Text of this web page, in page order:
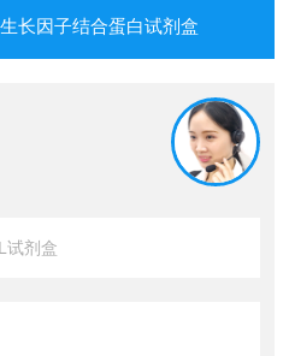
长因子结合蛋白试剂盒